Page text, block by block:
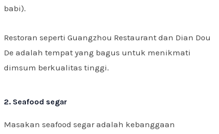
babi).
Restoran seperti Guangzhou Restaurant dan Dian Dou
De adalah tempat yang bagus untuk menikmati
dimsum berkualitas tinggi.
2. Seafood segar
Masakan seafood segar adalah kebanggaan